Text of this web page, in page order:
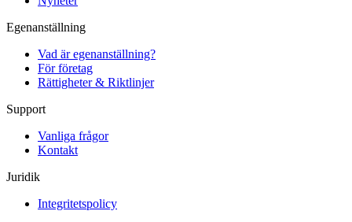
Egenanställning
Vad är egenanställning?
För företag
Rättigheter & Riktlinjer
Support
Vanliga frågor
Kontakt
Juridik
Integritetspolicy